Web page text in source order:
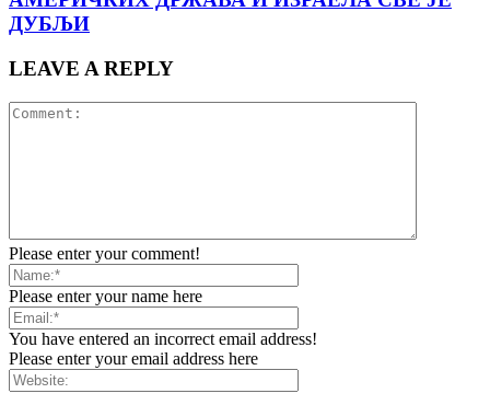
ДУБЉИ
LEAVE A REPLY
Please enter your comment!
Please enter your name here
You have entered an incorrect email address!
Please enter your email address here